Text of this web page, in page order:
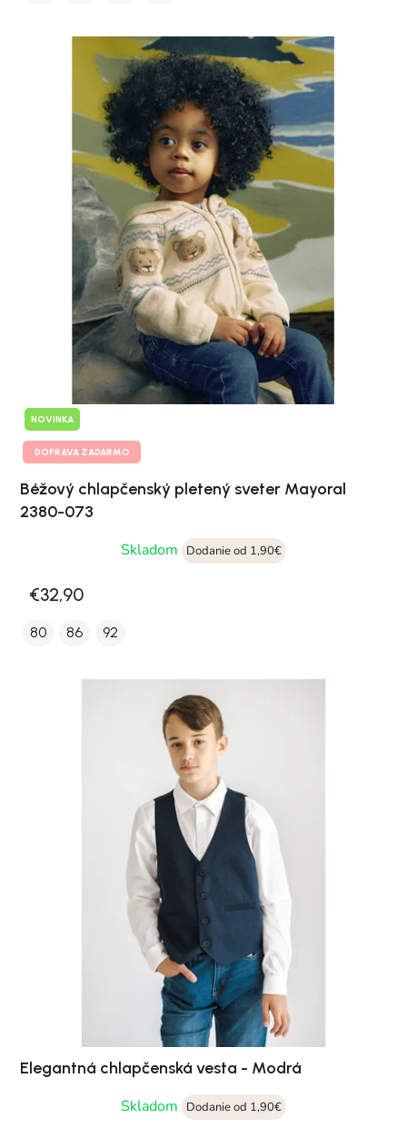
NOVINKA
DOPRAVA ZADARMO
Béžový chlapčenský pletený sveter Mayoral
2380-073
Skladom
Dodanie od 1,90€
€32,90
80 86 92
Elegantná chlapčenská vesta - Modrá
Skladom
Dodanie od 1,90€